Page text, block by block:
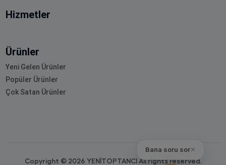
Bana soru sor✕
Hizmetler
Ürünler
Yeni Gelen Ürünler
Popüler Ürünler
Çok Satan Ürünler
Copyright © 2026 YENİTOPTANCI All rights reserved.